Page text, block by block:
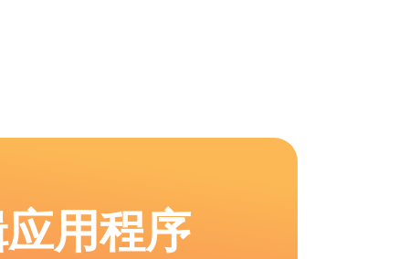
用程序